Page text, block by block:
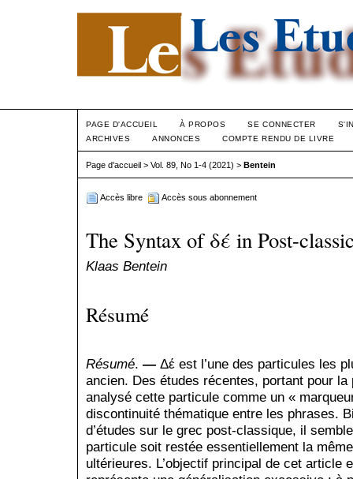
PAGE D'ACCUEIL À PROPOS SE CONNECTER
ARCHIVES
ANNONCES COMPTE RENDU DE LIVRE
Page d'accueil > Vol. 89, No 1-4 (2021) > Bentein
Accès libre Accès sous abonnement
The Syntax of δέ in Post-
Klaas Bentein
Résumé
Résumé. — Δέ est l’une des particules les
ancien. Des études récentes, portant pour
ana­lysé cette particule comme un «
disconti­nuité thématique entre les phrases.
d’études sur le grec post-classique, il
particule soit restée essentiellement la
ultérieures. L’objectif principal de cet article